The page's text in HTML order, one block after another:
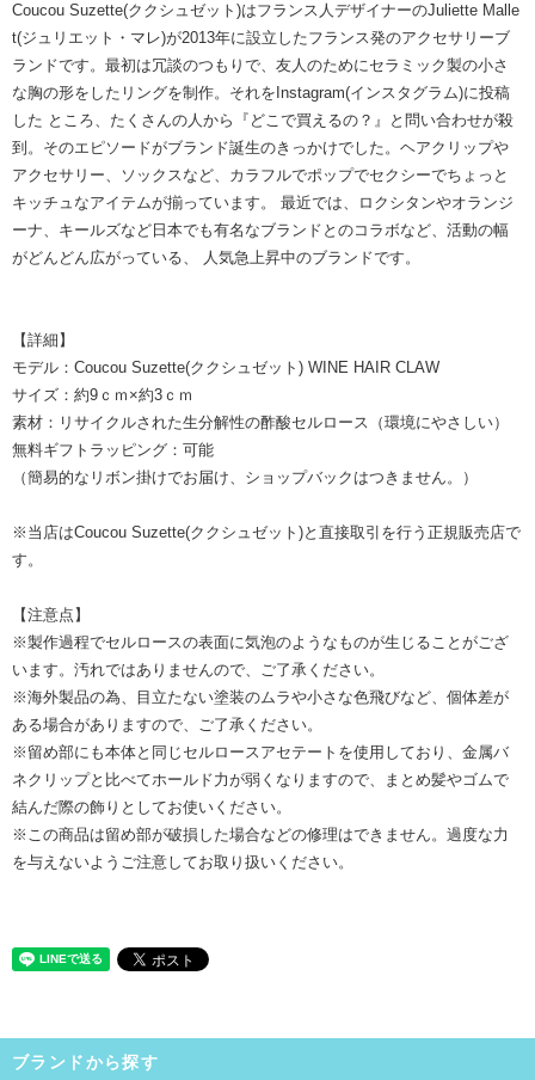
Coucou Suzette(ククシュゼット)はフランス人デザイナーのJuliette Malle
t(ジュリエット・マレ)が2013年に設立したフランス発のアクセサリーブ
ランドです。最初は冗談のつもりで、友人のためにセラミック製の小さ
な胸の形をしたリングを制作。それをInstagram(インスタグラム)に投稿
した ところ、たくさんの人から『どこで買えるの？』と問い合わせが殺
到。そのエピソードがブランド誕生のきっかけでした。ヘアクリップや
アクセサリー、ソックスなど、カラフルでポップでセクシーでちょっと
キッチュなアイテムが揃っています。 最近では、ロクシタンやオランジ
ーナ、キールズなど日本でも有名なブランドとのコラボなど、活動の幅
がどんどん広がっている、 人気急上昇中のブランドです。
【詳細】
モデル：Coucou Suzette(ククシュゼット) WINE HAIR CLAW
サイズ：約9ｃｍ×約3ｃｍ
素材：リサイクルされた生分解性の酢酸セルロース（環境にやさしい）
無料ギフトラッピング：可能
（簡易的なリボン掛けでお届け、ショップバックはつきません。）
※当店はCoucou Suzette(ククシュゼット)と直接取引を行う正規販売店で
す。
【注意点】
※製作過程でセルロースの表面に気泡のようなものが生じることがござ
います。汚れではありませんので、ご了承ください。
※海外製品の為、目立たない塗装のムラや小さな色飛びなど、個体差が
ある場合がありますので、ご了承ください。
※留め部にも本体と同じセルロースアセテートを使用しており、金属バ
ネクリップと比べてホールド力が弱くなりますので、まとめ髪やゴムで
結んだ際の飾りとしてお使いください。
※この商品は留め部が破損した場合などの修理はできません。過度な力
を与えないようご注意してお取り扱いください。
ブランドから探す